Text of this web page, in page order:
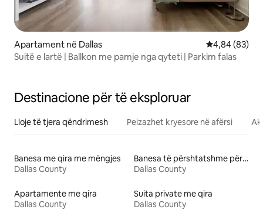
Apartament në Dallas Vlerësimi
4,84 (83)
Suitë e lartë | Ballkon me pamje nga qyteti | Parkim falas
Destinacione për të eksploruar
Lloje të tjera qëndrimesh Peizazhet kryesore në afërsi
Banesa me qira me mëngjes
Dallas County
Banesa të përshtatshme për familje me qira
Dallas County
Apartamente me qira
Dallas County
Suita private me qira
Dallas County